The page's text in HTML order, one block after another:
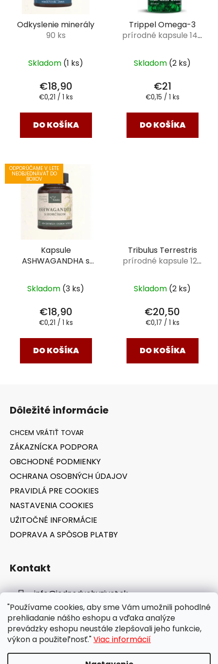
"Používame cookies, aby sme Vám umožnili pohodlné
prehliadanie nášho eshopu a vďaka analýze
prevádzky eshopu neustále zlepšovali jeho funkcie,
výkon a použiteľnosť."Viac informácií
Odkyslenie minerály
90 ks
Skladom (1 ks)
€18,90
Jednotková
€0,21 / 1 ks
DO KOŠÍKA
Trippel Omega-3
prírodné kapsule 144
Skladom (2 ks)
€21
Jednotková
€0,15 / 1 ks
DO KOŠÍKA
ODPORÚČAME V LETE
NEOBJEDNÁVAŤ DO
BOXOV
Kapsule
ASHWAGANDHA s
Skladom (3 ks)
€18,90
Jednotková
€0,21 / 1 ks
DO KOŠÍKA
Tribulus Terrestris
prírodné kapsule 120
Skladom (2 ks)
€20,50
Jednotková
€0,17 / 1 ks
DO KOŠÍKA
Dôležité informácie
ZÁKAZNÍCKA PODPORA
OBCHODNÉ PODMIENKY
OCHRANA OSOBNÝCH ÚDAJOV
PRAVIDLÁ PRE COOKIES
NASTAVENIA COOKIES
UŽITOČNÉ INFORMÁCIE
DOPRAVA A SPÔSOB PLATBY
Kontakt
info@jednoduchyzivot.sk
E-shop: 0948 647 767